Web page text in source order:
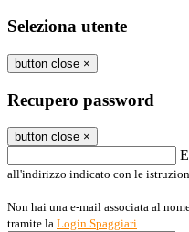
Seleziona utente
button close ×
Recupero password
button close ×
all'indirizzo indicato con le
Non hai una e-mail associata al
tramite la Login Spaggiari